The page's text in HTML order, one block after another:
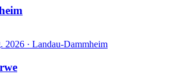
2026 · Landau-Dammheim